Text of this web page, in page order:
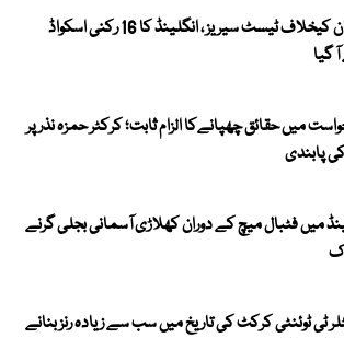
پاکستان کیخلاف ٹیسٹ سیریز ، انگلینڈ کا 16 رکنی اسکواڈ
گیا
میں حقائق چھپانےکا الزام ثابت؛ کرکٹر حمزہ نذر پر
میں فٹبال میچ کے دوران کھلاڑی آسمانی بجلی گرنے
ٹی ٹوئنٹی کرکٹ کی تاریخ میں سب سے زیادہ رنز بنانے